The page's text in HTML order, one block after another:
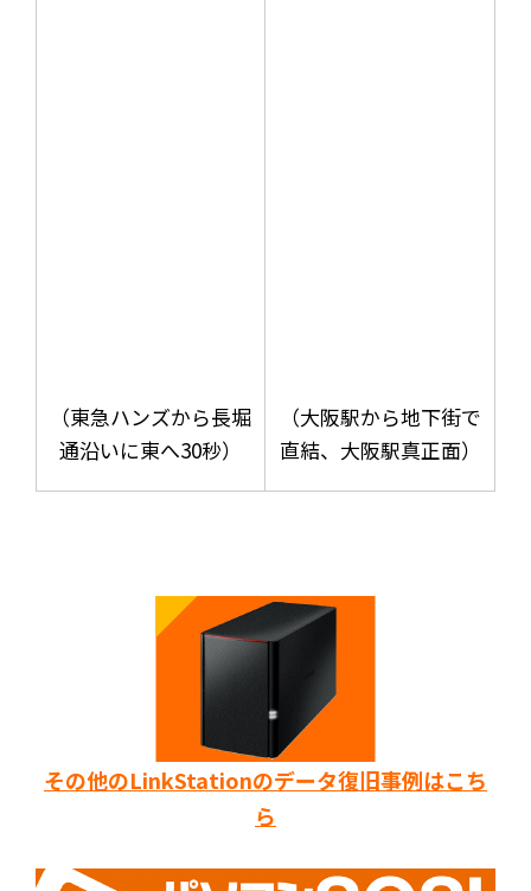
（東急ハンズから長堀
通沿いに東へ30秒）
（大阪駅から地下街で
直結、大阪駅真正面）
その他のLinkStationのデータ復旧事例はこち
ら